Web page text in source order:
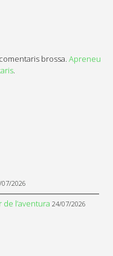
brossa. Apreneu
.
2026
l’aventura 24/07/2026